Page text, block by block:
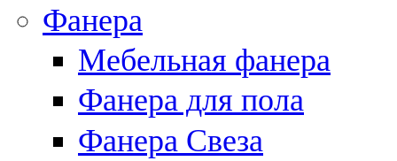
Фанера
Мебельная фанера
Фанера для пола
Фанера Свеза